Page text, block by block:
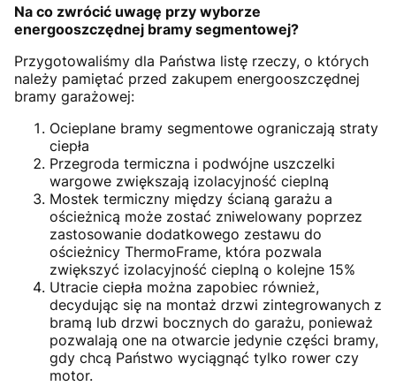
Na co zwrócić uwagę przy wyborze
energooszczędnej bramy segmentowej?
Przygotowaliśmy dla Państwa listę rzeczy, o których
należy pamiętać przed zakupem energooszczędnej
bramy garażowej:
Ocieplane bramy segmentowe ograniczają straty
ciepła
Przegroda termiczna i podwójne uszczelki
wargowe zwiększają izolacyjność cieplną
Mostek termiczny między ścianą garażu a
ościeżnicą może zostać zniwelowany poprzez
zastosowanie dodatkowego zestawu do
ościeżnicy ThermoFrame, która pozwala
zwiększyć izolacyjność cieplną o kolejne 15%
Utracie ciepła można zapobiec również,
decydując się na montaż drzwi zintegrowanych z
bramą lub drzwi bocznych do garażu, ponieważ
pozwalają one na otwarcie jedynie części bramy,
gdy chcą Państwo wyciągnąć tylko rower czy
motor.